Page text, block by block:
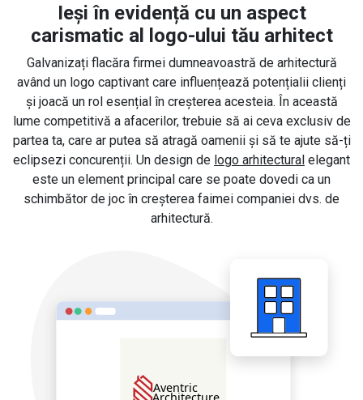
Ieși în evidență cu un aspect
carismatic al logo-ului tău arhitect
Galvanizați flacăra firmei dumneavoastră de arhitectură
având un logo captivant care influențează potențialii clienți
și joacă un rol esențial în creșterea acesteia. În această
lume competitivă a afacerilor, trebuie să ai ceva exclusiv de
partea ta, care ar putea să atragă oamenii și să te ajute să-ți
eclipsezi concurenții. Un design de logo arhitectural elegant
este un element principal care se poate dovedi ca un
schimbător de joc în creșterea faimei companiei dvs. de
arhitectură.